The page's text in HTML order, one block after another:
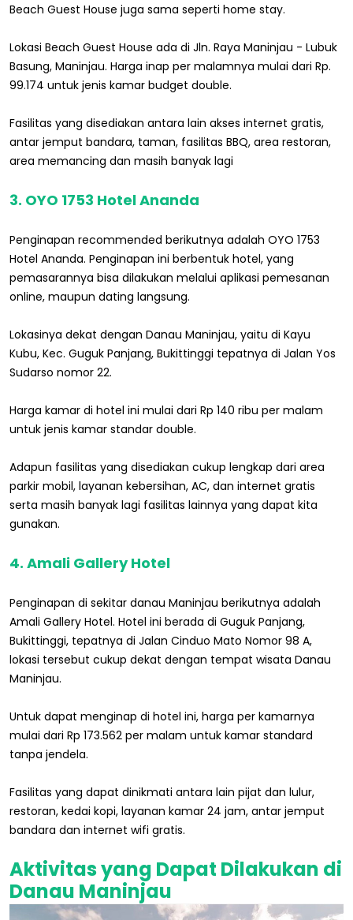
Beach Guest House juga sama seperti home stay.
Lokasi Beach Guest House ada di Jln. Raya Maninjau - Lubuk
Basung, Maninjau. Harga inap per malamnya mulai dari Rp.
99.174 untuk jenis kamar budget double.
Fasilitas yang disediakan antara lain akses internet gratis,
antar jemput bandara, taman, fasilitas BBQ, area restoran,
area memancing dan masih banyak lagi
3. OYO 1753 Hotel Ananda
Penginapan recommended berikutnya adalah OYO 1753
Hotel Ananda. Penginapan ini berbentuk hotel, yang
pemasarannya bisa dilakukan melalui aplikasi pemesanan
online, maupun dating langsung.
Lokasinya dekat dengan Danau Maninjau, yaitu di Kayu
Kubu, Kec. Guguk Panjang, Bukittinggi tepatnya di Jalan Yos
Sudarso nomor 22.
Harga kamar di hotel ini mulai dari Rp 140 ribu per malam
untuk jenis kamar standar double.
Adapun fasilitas yang disediakan cukup lengkap dari area
parkir mobil, layanan kebersihan, AC, dan internet gratis
serta masih banyak lagi fasilitas lainnya yang dapat kita
gunakan.
4. Amali Gallery Hotel
Penginapan di sekitar danau Maninjau berikutnya adalah
Amali Gallery Hotel. Hotel ini berada di Guguk Panjang,
Bukittinggi, tepatnya di Jalan Cinduo Mato Nomor 98 A,
lokasi tersebut cukup dekat dengan tempat wisata Danau
Maninjau.
Untuk dapat menginap di hotel ini, harga per kamarnya
mulai dari Rp 173.562 per malam untuk kamar standard
tanpa jendela.
Fasilitas yang dapat dinikmati antara lain pijat dan lulur,
restoran, kedai kopi, layanan kamar 24 jam, antar jemput
bandara dan internet wifi gratis.
Aktivitas yang Dapat Dilakukan di
Danau Maninjau